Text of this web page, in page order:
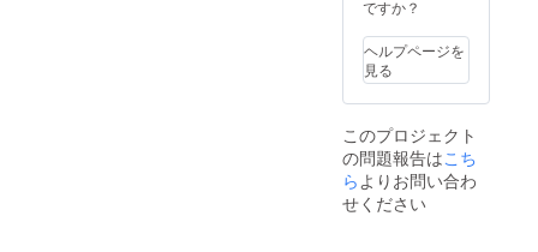
ですか？
ヘルプページを
見る
このプロジェクト
の問題報告はこち
ら よりお問い合わ
せください